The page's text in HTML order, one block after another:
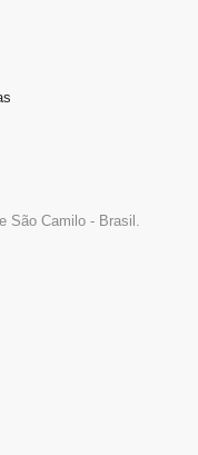
São Camilo - Brasil.